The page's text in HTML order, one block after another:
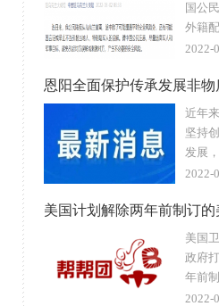
国公
外籍
2022-
恩阳全面保护传承发展非
近年
坚持
发展
2022-
美国
政府
年前
2022-